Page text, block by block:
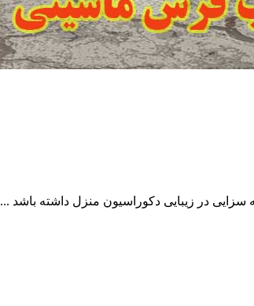
در زیبایی دکوراسیون منزل داشته باشد ...